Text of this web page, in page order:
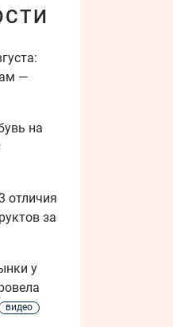
—
на
отличия
за
у
видео